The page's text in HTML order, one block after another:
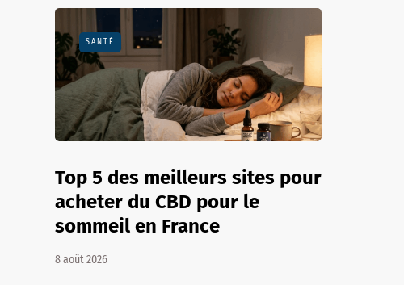
SANTÉ
Top 5 des meilleurs sites pour
acheter du CBD pour le
sommeil en France
8 août 2026